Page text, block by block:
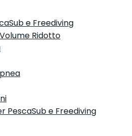
e Freediving
Ridotto
PescaSub e Freediving